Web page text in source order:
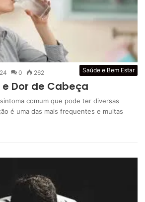
Saúde e Bem Estar
0 262
Dor de Cabeça
comum que pode ter diversas
é uma das mais frequentes e muitas